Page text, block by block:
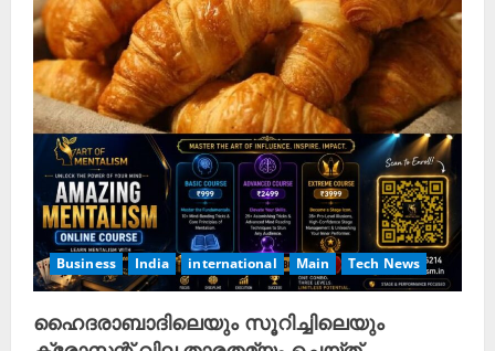
Business India international Main Tech News
ഹൈദരാബാദിലെയും സൂറിച്ചിലെയും